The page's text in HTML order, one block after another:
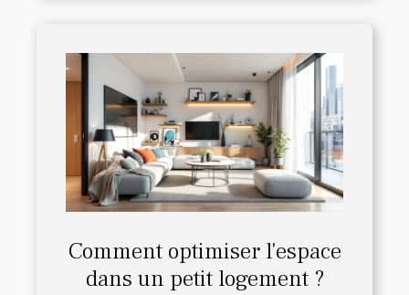
Comment optimiser l'espace
dans un petit logement ?